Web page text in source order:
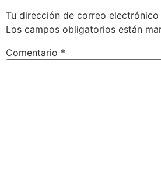
Tu dirección de correo
Los campos obligatorios están
Comentario *